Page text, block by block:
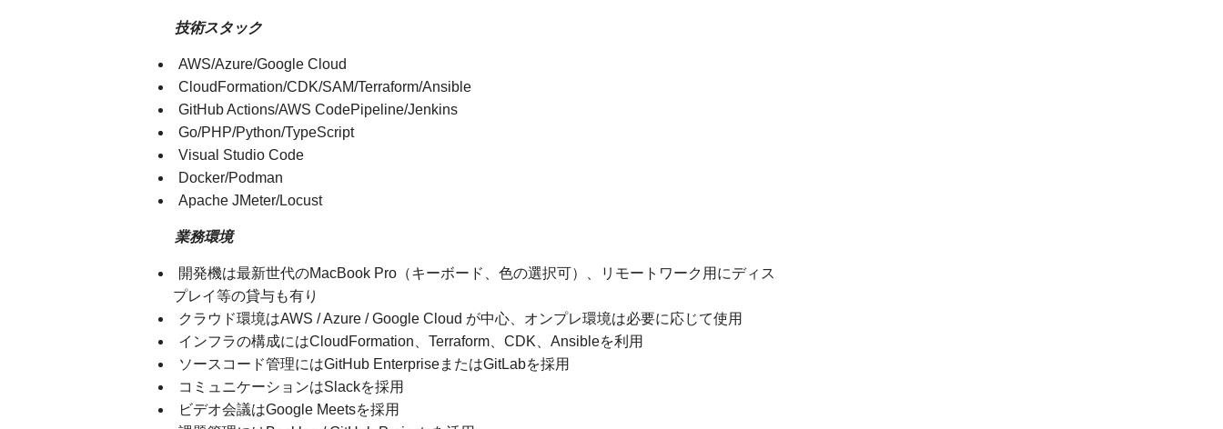
技術スタック
AWS/Azure/Google Cloud
CloudFormation/CDK/SAM/Terraform/Ansible
GitHub Actions/AWS CodePipeline/Jenkins
Go/PHP/Python/TypeScript
Visual Studio Code
Docker/Podman
Apache JMeter/Locust
業務環境
開発機は最新世代のMacBook Pro（キーボード、色の選択可）、リモートワーク用にディス
プレイ等の貸与も有り
クラウド環境はAWS / Azure / Google Cloud が中心、オンプレ環境は必要に応じて使用
インフラの構成にはCloudFormation、Terraform、CDK、Ansibleを利用
ソースコード管理にはGitHub EnterpriseまたはGitLabを採用
コミュニケーションはSlackを採用
ビデオ会議はGoogle Meetsを採用